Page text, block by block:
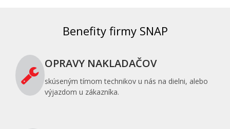
Benefity firmy SNAP
OPRAVY NAKLADAČOV
skúseným tímom technikov u nás na dielni, alebo
výjazdom u zákazníka.